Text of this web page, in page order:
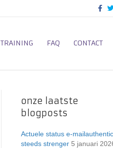
c
o
o
T
i
e
TRAINING FAQ CONTACT
onze laatste
blogposts
Actuele status e-
steeds strenger 5 januari